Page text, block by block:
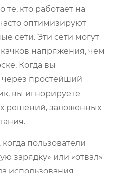
кто работает на
оптимизируют
сети. Эти сети могут
напряжения, чем
Когда вы
через простейший
вы игнорируете
решений, заложенных
пользователи
зарядку» или «отвал»
использования